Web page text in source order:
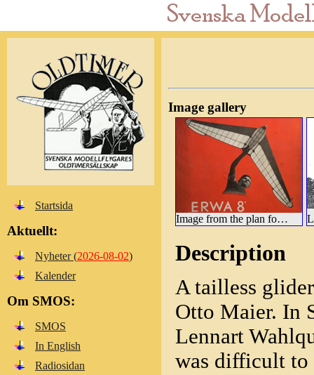
Image gallery
Image from the plan folder
Description
A tailless
Otto Maier. In
Lennart
was difficult to
Startsida
Aktuellt:
Nyheter (2026-08-02)
Kalender
Om SMOS:
SMOS
In English
Radiosidan